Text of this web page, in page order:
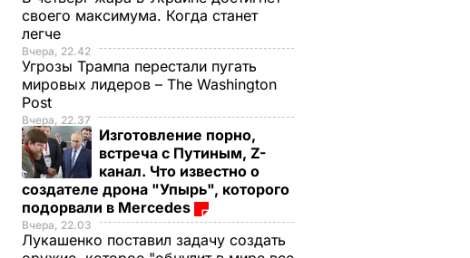
своего максимума. Когда станет
легче
Вчера, 22.42
Угрозы Трампа перестали пугать
мировых лидеров – The Washington
Post
Вчера, 22.37
Изготовление порно,
встреча с Путиным, Z-
канал. Что известно о
создателе дрона "Упырь", которого
подорвали в Mercedes
Вчера, 22.03
Лукашенко поставил задачу создать